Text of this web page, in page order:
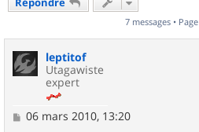
7 messages • Page
leptitof
Utagawiste
expert
M
06 mars 2010, 13:20